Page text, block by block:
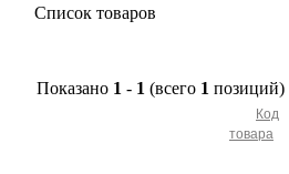
Список товаров
Показано 1 - 1 (всего 1 позиций)
Код
товара